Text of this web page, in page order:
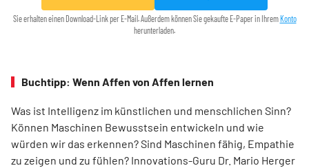
Sie erhalten einen Download-Link per E-Mail. Außerdem können Sie gekaufte E-Paper in Ihrem Konto
herunterladen.
Buchtipp: Wenn Affen von Affen lernen
Was ist Intelligenz im künstlichen und menschlichen Sinn?
Können Maschinen Bewusstsein entwickeln und wie
würden wir das erkennen? Sind Maschinen fähig, Empathie
zu zeigen und zu fühlen? Innovations-Guru Dr. Mario Herger